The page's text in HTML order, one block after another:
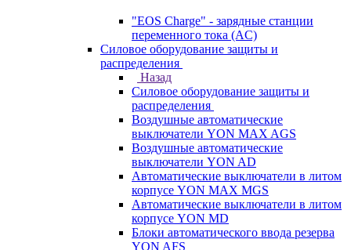
"EOS Charge" - зарядные станции
переменного тока (AC)
Силовое оборудование защиты и
распределения
Назад
Силовое оборудование защиты и
распределения
Воздушные автоматические
выключатели YON MAX AGS
Воздушные автоматические
выключатели YON AD
Автоматические выключатели в литом
корпусе YON MAX MGS
Автоматические выключатели в литом
корпусе YON MD
Блоки автоматического ввода резерва
YON AFS